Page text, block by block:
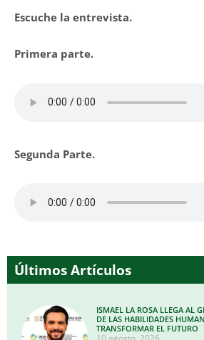
Escuche la entrevista.
Primera parte.
Segunda Parte.
Últimos Artículos
ISMAEL LA ROSA LLEGA AL
DE LAS HABILIDADES
TRANSFORMAR EL FUTURO